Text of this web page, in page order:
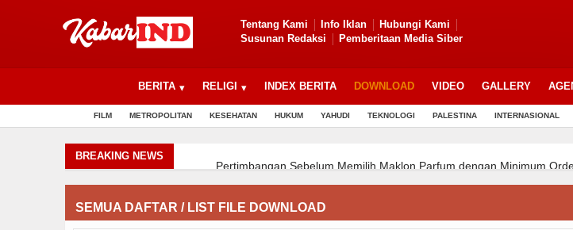
Tentang Kami Info Iklan
Hubungi Kami
Susunan Redaksi
Pemberitaan Media Siber
BERITA RELIGI INDEX BERITA DOWNLOAD VIDEO GALLERY
FILM METROPOLITAN KESEHATAN HUKUM YAHUDI TEKNOLOGI PALESTINA INTERNASIONAL
BREAKING NEWS
Pertimbangan Sebelum Memilih Maklon Parfum dengan Minimum Order
Dari Tali Sepatu Menjadi Peluang Usaha : Edukasi Perhitungan Laba
Pengembangan Kreatifitas Anak Dalam Membuat Gantungan Kunci
Dari Tali Sepatu Menjadi Peluang Usaha : Edukasi Perhitungan Laba
SEMUA DAFTAR / LIST FILE DOWNLOAD